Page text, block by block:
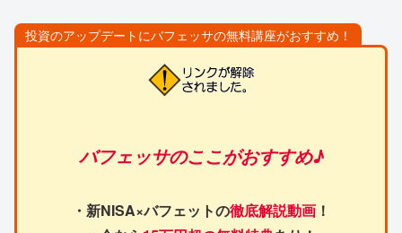
投資のアップデートにバフェッサの無料講座がおすすめ！
バフェッサのここがおすすめ♪
・新NISA×バフェットの徹底解説動画 ！